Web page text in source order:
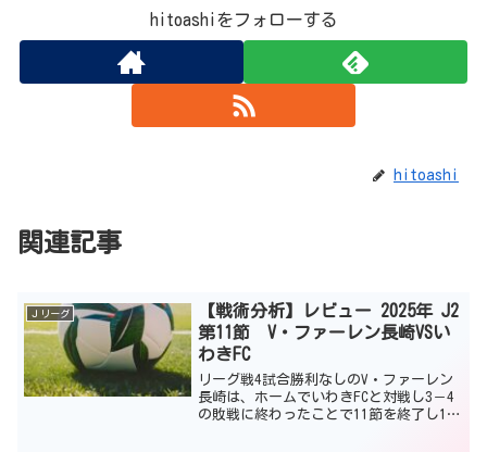
hitoashiをフォローする
hitoashi
関連記事
Ｊリーグ
【戦術分析】レビュー 2025年 J2
第11節 V・ファーレン長崎VSい
わきFC
リーグ戦4試合勝利なしのV・ファーレン
長崎は、ホームでいわきFCと対戦し3－4
の敗戦に終わったことで11節を終了し10